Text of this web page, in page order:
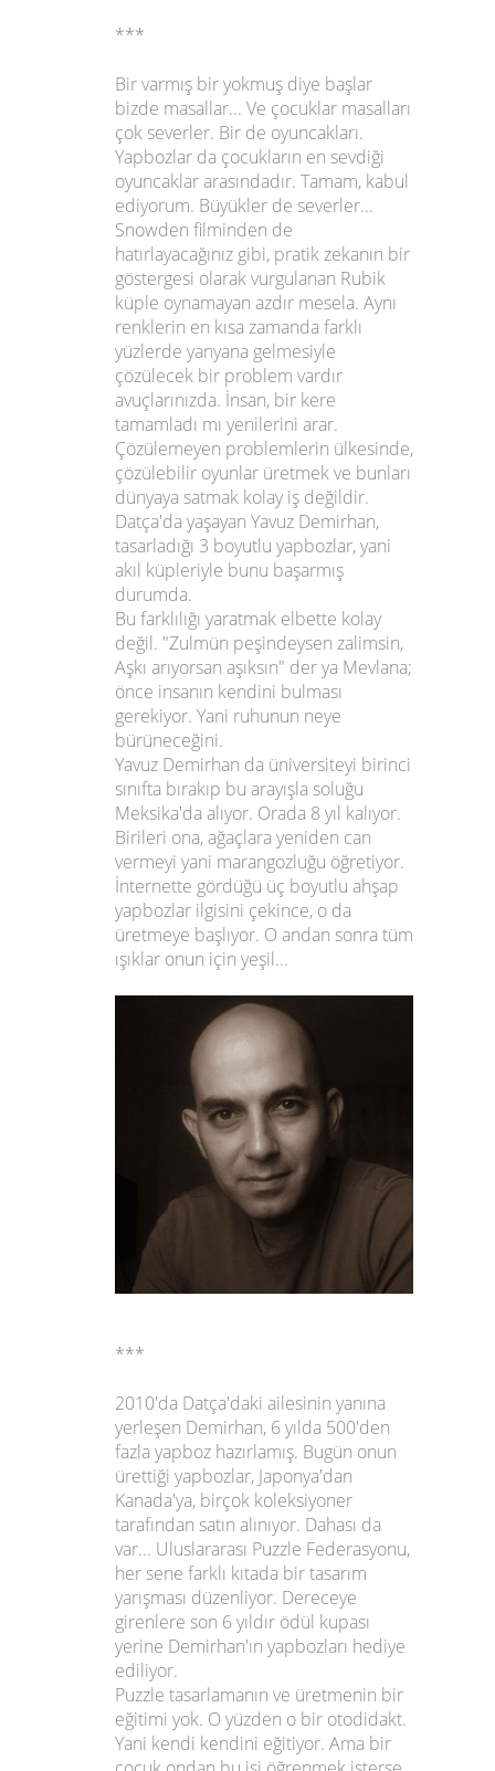
***
Bir varmış bir yokmuş diye başlar
bizde masallar... Ve çocuklar masalları
çok severler. Bir de oyuncakları.
Yapbozlar da çocukların en sevdiği
oyuncaklar arasındadır. Tamam, kabul
ediyorum. Büyükler de severler...
Snowden filminden de
hatırlayacağınız gibi, pratik zekanın bir
göstergesi olarak vurgulanan Rubik
küple oynamayan azdır mesela. Aynı
renklerin en kısa zamanda farklı
yüzlerde yanyana gelmesiyle
çözülecek bir problem vardır
avuçlarınızda. İnsan, bir kere
tamamladı mı yenilerini arar.
Çözülemeyen problemlerin ülkesinde,
çözülebilir oyunlar üretmek ve bunları
dünyaya satmak kolay iş değildir.
Datça'da yaşayan Yavuz Demirhan,
tasarladığı 3 boyutlu yapbozlar, yani
akıl küpleriyle bunu başarmış
durumda.
Bu farklılığı yaratmak elbette kolay
değil. "Zulmün peşindeysen zalimsin,
Aşkı arıyorsan aşıksın" der ya Mevlana;
önce insanın kendini bulması
gerekiyor. Yani ruhunun neye
bürüneceğini.
Yavuz Demirhan da üniversiteyi birinci
sınıfta bırakıp bu arayışla soluğu
Meksika'da alıyor. Orada 8 yıl kalıyor.
Birileri ona, ağaçlara yeniden can
vermeyi yani marangozluğu öğretiyor.
İnternette gördüğü üç boyutlu ahşap
yapbozlar ilgisini çekince, o da
üretmeye başlıyor. O andan sonra tüm
ışıklar onun için yeşil...
***
2010'da Datça'daki ailesinin yanına
yerleşen Demirhan, 6 yılda 500'den
fazla yapboz hazırlamış. Bugün onun
ürettiği yapbozlar, Japonya'dan
Kanada'ya, birçok koleksiyoner
tarafından satın alınıyor. Dahası da
var... Uluslararası Puzzle Federasyonu,
her sene farklı kıtada bir tasarım
yarışması düzenliyor. Dereceye
girenlere son 6 yıldır ödül kupası
yerine Demirhan'ın yapbozları hediye
ediliyor.
Puzzle tasarlamanın ve üretmenin bir
eğitimi yok. O yüzden o bir otodidakt.
Yani kendi kendini eğitiyor. Ama bir